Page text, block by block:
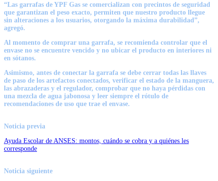
“Las garrafas de YPF Gas se comercializan con precintos de seguridad
que garantizan el peso exacto, permiten que nuestro producto llegue
sin alteraciones a los usuarios, otorgando la máxima durabilidad”,
agregó.
Al momento de comprar una garrafa, se recomienda controlar que el
envase no se encuentre vencido y no ubicar el producto en interiores ni
en sótanos.
Asimismo, antes de conectar la garrafa se debe cerrar todas las llaves
de paso de los artefactos conectados, verificar el estado de la manguera,
las abrazaderas y el regulador, comprobar que no haya pérdidas con
una mezcla de agua jabonosa y leer siempre el rótulo de
recomendaciones de uso que trae el envase.
Noticia previa
Ayuda Escolar de ANSES: montos, cuándo se cobra y a quiénes les
corresponde
Noticia siguiente